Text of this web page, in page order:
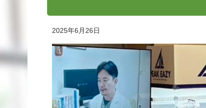
2025年6月26日